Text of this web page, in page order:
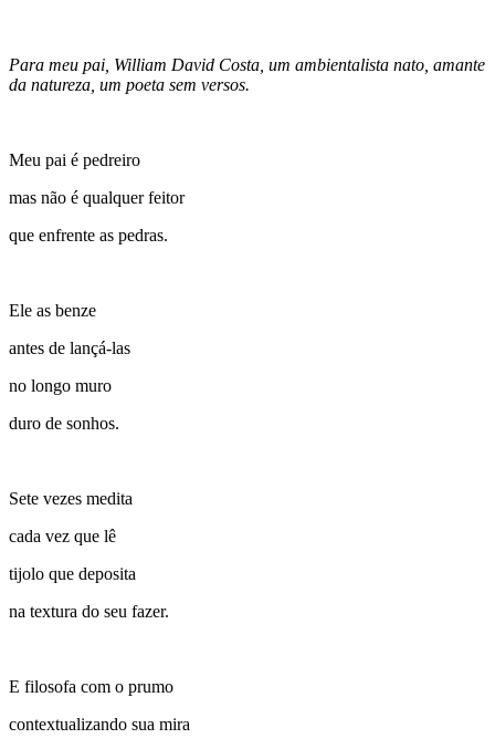
Para meu pai, William David Costa, um ambientalista nato, amante
da natureza, um poeta sem versos.
Meu pai é pedreiro
mas não é qualquer feitor
que enfrente as pedras.
Ele as benze
antes de lançá-las
no longo muro
duro de sonhos.
Sete vezes medita
cada vez que lê
tijolo que deposita
na textura do seu fazer.
E filosofa com o prumo
contextualizando sua mira